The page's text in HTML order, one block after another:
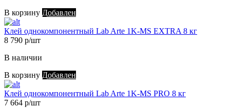
В корзину Добавлен
Клей однокомпонентный Lab Arte 1K-MS EXTRA 8 кг
8 790 р/шт
В наличии
В корзину Добавлен
Клей однокомпонентный Lab Arte 1K-MS PRO 8 кг
7 664 р/шт